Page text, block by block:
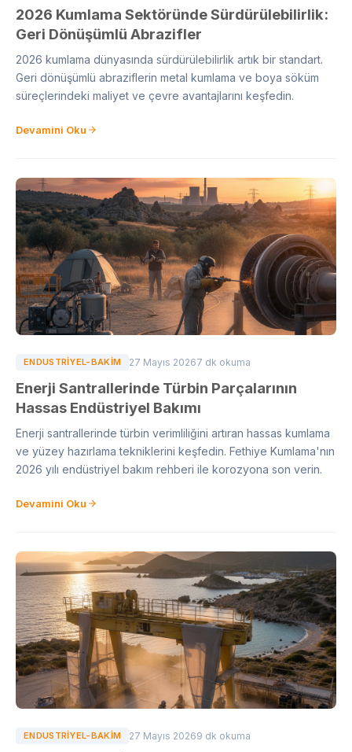
2026 Kumlama Sektöründe Sürdürülebilirlik:
Geri Dönüşümlü Abrazifler
2026 kumlama dünyasında sürdürülebilirlik artık bir standart.
Geri dönüşümlü abraziflerin metal kumlama ve boya söküm
süreçlerindeki maliyet ve çevre avantajlarını keşfedin.
Devamini Oku
ENDUSTRIYEL-BAKIM 27 Mayıs 20267 dk okuma
Enerji Santrallerinde Türbin Parçalarının
Hassas Endüstriyel Bakımı
Enerji santrallerinde türbin verimliliğini artıran hassas kumlama
ve yüzey hazırlama tekniklerini keşfedin. Fethiye Kumlama'nın
2026 yılı endüstriyel bakım rehberi ile korozyona son verin.
Devamini Oku
ENDUSTRIYEL-BAKIM 27 Mayıs 20269 dk okuma